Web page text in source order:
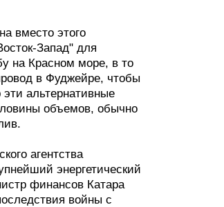
вместо этого
Запад" для
на Красном море, в то
в Фуджейре, чтобы
альтернативные
объемов, обычно
агентства
энергетический
финансов Катара
войны с